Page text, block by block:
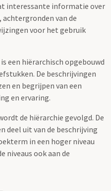
interessante informatie over
achtergronden van de
voor het gebruik
een hiërarchisch opgebouwd
De beschrijvingen
en begrijpen van een
en ervaring.
de hiërarchie gevolgd. De
deel uit van de beschrijving
in een hoger niveau
niveaus ook aan de